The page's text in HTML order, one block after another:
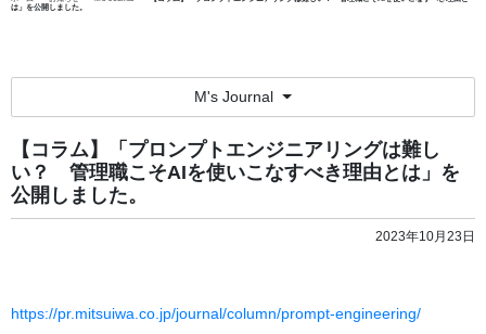
は」を公開しました。
【コラム】「プロンプトエンジニアリングは難し
い？ 管理職こそAIを使いこなすべき理由とは」を
公開しました。
2023年10月23日
https://pr.mitsuiwa.co.jp/journal/column/prompt-engineering/
M's Journal